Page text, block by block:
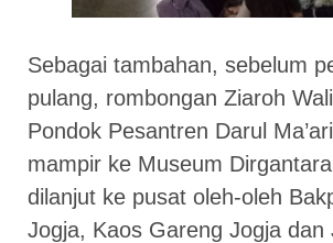
Sebagai tambahan, sebelum
pulang, rombongan Ziaroh
Pondok Pesantren Darul
mampir ke Museum
dilanjut ke pusat oleh-oleh
Jogja, Kaos Gareng Jogja dan